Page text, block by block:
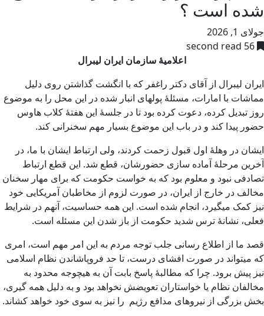
شده است ؟
جولای 1, 2026
56 second read
اعلامیۀ سازمان ایران لیبرال
ایران لیبرال از آقای دکتر راغفر که با انگشت گذاشتن روی دلیل
مماشات با امارات، مسئلۀ پولهای انبار شده در این محل را به موضوع
روز تبدیل کرده، دعوت کرده بود تا در جلسۀ این هفتۀ کلاب هاوس
حضور پیدا کند و در باب این موضوع بسیار مهم سخنرانی کند.
ایشان در وهلۀ اول قبول زحمت کردند، ولی ارتباط ایشان با ما، در
آخرین مرحلۀ آماده سازی حضورشان، قطع شد. این قطع ارتباط
تصادفی نبود و معلوم بود که به خواست حکومت که برای مهار سخنان
مخالف در خارج از ایران، در صورت لزوم از مخاطبان آمریکایی خود
نیز کمک میگیرد، انجام شده است. این همه حساسیت، آنهم در شرایط
فعلی، نشانۀ ترس شدید حکومت از باز شدن این مسئله است.
قصد ما از اطلاع رسانی جلب توجه مردم به این امر مهم است، امری
که میتواند در صورت افشای درست، تا حد فروپاشاندن نظام اسلامی
نیز پیش برود. چرا که مطالبۀ پاسخ بابت آن به هیچوجه محدود به
مخالفان نظام یا خواستاران تعویضش نخواهد بود و به دلیل همه گیری،
بخش بزرگی از نیروهای مدافع رژیم را نیز به سوی خود خواهد کشاند.